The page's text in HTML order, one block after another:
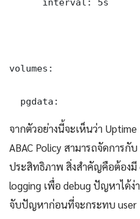
volumes:
  pgdata:
จากตัวอย่างนี้จะเห็นว่า Uptime
ABAC Policy สามารถจัดการกั
ประสิทธิภาพ สิ่งสำคัญคือต้องมี
logging เพื่อ debug ปัญหาได้ง่
จับปัญหาก่อนที่จะกระทบ user